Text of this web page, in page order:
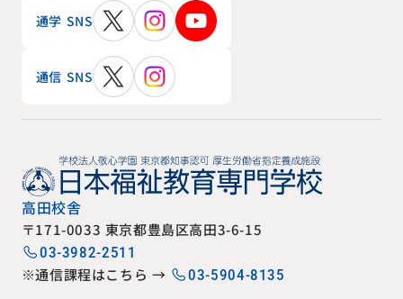
通学 SNS
通信 SNS
高田校舎
〒171-0033 東京都豊島区高田3-6-15
03-3982-2511
※通信課程はこちら → 03-5904-8135